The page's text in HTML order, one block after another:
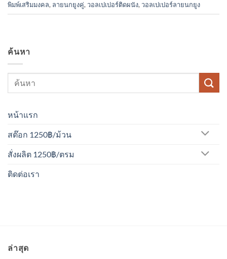
พิมพ์เสริมมงคล, ลายนกยูงคู่,วอลเปเปอร์ติดผนัง,วอลเปเปอร์ลายนกยูง
ค้นหา
หน้าแรก
สต๊อก 1250฿/ม้วน
สั่งผลิต 1250฿/ตรม
ติดต่อเรา
ล่าสุด